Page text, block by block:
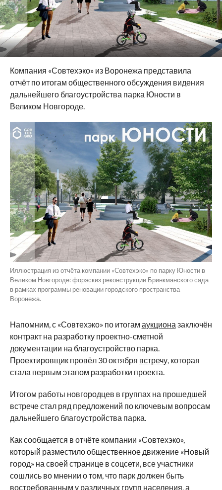
Компания «Совтехэко» из Воронежа представила
отчёт по итогам общественного обсуждения видения
дальнейшего благоустройства парка Юности в
Великом Новгороде.
Иллюстрация из отчёта компании «Совтехэко» по парку Юности в
Великом Новгороде: форэскиз реконструкции Бринкманского сада
в рамках программы реновации городского пространства
Воронежа.
Напомним, с «Совтехэко» по итогам аукциона заключён
контракт на разработку проектно-сметной
документации на благоустройство парка.
Проектировщик провёл 30 октября встречу, которая
стала первым этапом разработки проекта.
Итогом работы новгородцев в группах на прошедшей
встрече стал ряд предложений по ключевым вопросам
дальнейшего благоустройства парка.
Как сообщается в отчёте компании «Совтехэко»,
который разместило общественное движение «Новый
город» на своей странице в соцсети, все участники
сошлись во мнении о том, что парк должен быть
востребованным у различных групп населения, а